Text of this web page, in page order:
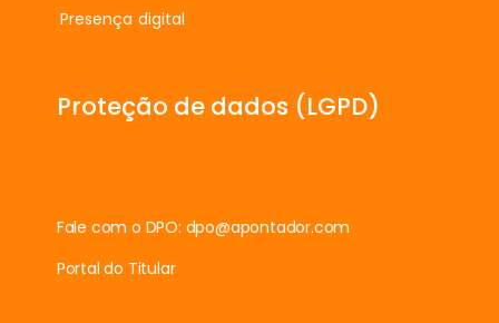
Presença digital
Proteção de dados (LGPD)
Fale com o DPO: dpo@apontador.com
Portal do Titular